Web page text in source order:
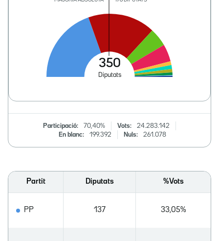
Participació: 70,40% Vots:
24.283.142
En blanc:
199.392 Nuls: 261.078
Partit Diputats %Vots
PP 137 33,05%